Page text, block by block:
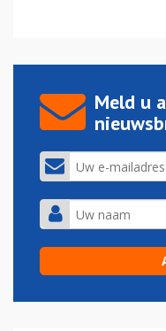
Meld u